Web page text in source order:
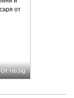
От rio.bg